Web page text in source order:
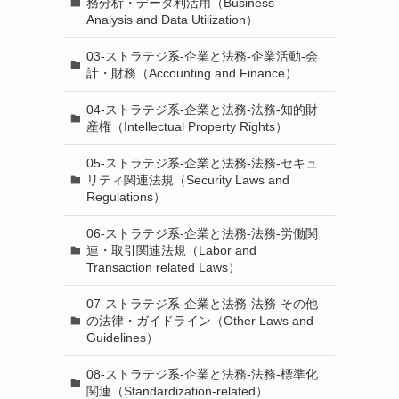
Analysis and Data Utilization）
03-ストラテジ系-企業と法務-企業活動-会
計・財務（Accounting and Finance）
04-ストラテジ系-企業と法務-法務-知的財
産権（Intellectual Property Rights）
05-ストラテジ系-企業と法務-法務-セキュ
リティ関連法規（Security Laws and
Regulations）
06-ストラテジ系-企業と法務-法務-労働関
連・取引関連法規（Labor and
Transaction related Laws）
07-ストラテジ系-企業と法務-法務-その他
の法律・ガイドライン（Other Laws and
Guidelines）
08-ストラテジ系-企業と法務-法務-標準化
関連（Standardization-related）